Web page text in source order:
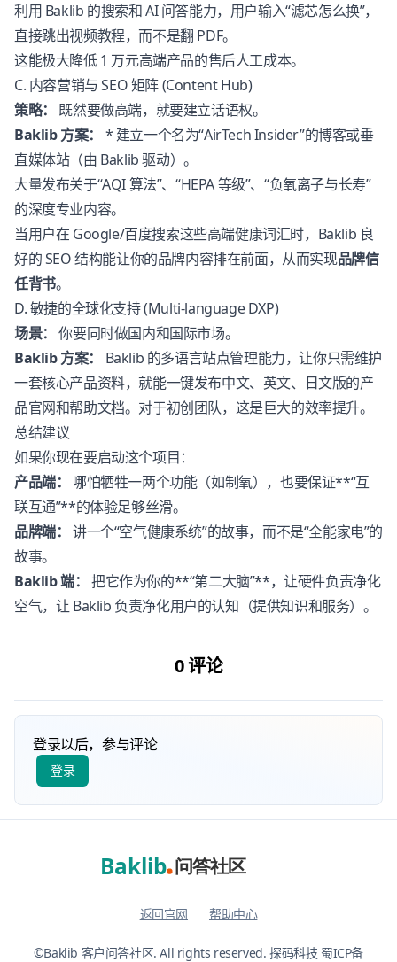
利用 Baklib 的搜索和 AI 问答能力，用户输入“滤芯怎么换”，
直接跳出视频教程，而不是翻 PDF。
这能极大降低 1 万元高端产品的售后人工成本。
C. 内容营销与 SEO 矩阵 (Content Hub)
策略：
既然要做高端，就要建立话语权。
Baklib 方案：
* 建立一个名为“AirTech Insider”的博客或垂
直媒体站（由 Baklib 驱动）。
大量发布关于“AQI 算法”、“HEPA 等级”、“负氧离子与长寿”
的深度专业内容。
当用户在 Google/百度搜索这些高端健康词汇时，Baklib 良
好的 SEO 结构能让你的品牌内容排在前面，从而实现品牌信
任背书。
D. 敏捷的全球化支持 (Multi-language DXP)
场景： 你要同时做国内和国际市场。
Baklib 方案：
Baklib 的多语言站点管理能力，让你只需维护
一套核心产品资料，就能一键发布中文、英文、日文版的产
品官网和帮助文档。对于初创团队，这是巨大的效率提升。
总结建议
如果你现在要启动这个项目：
产品端：
哪怕牺牲一两个功能（如制氧），也要保证**“互
联互通”**的体验足够丝滑。
品牌端： 讲一个“空气健康系统”的故事，而不是“全能家电”的
故事。
Baklib 端： 把它作为你的**“第二大脑”**，让硬件负责净化
空气，让 Baklib 负责净化用户的认知（提供知识和服务）。
0 评论
登录以后，参与评论
返回官网 帮助中心
©Baklib 客户问答社区. All rights reserved.探码科技 蜀ICP备